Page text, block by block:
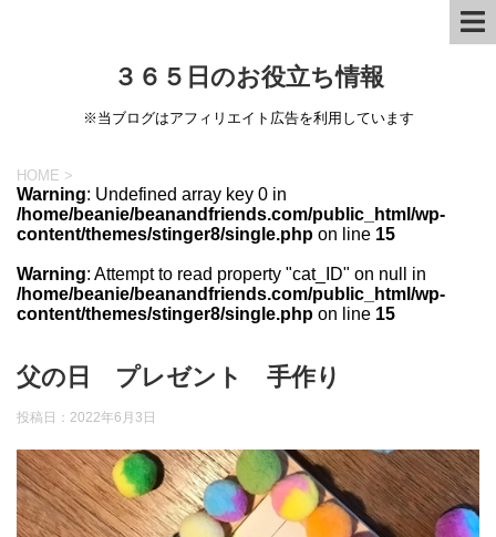
３６５日のお役立ち情報
※当ブログはアフィリエイト広告を利用しています
HOME >
Warning: Undefined array key 0 in
/home/beanie/beanandfriends.com/public_html/wp-
content/themes/stinger8/single.php on line 15
Warning: Attempt to read property "cat_ID" on null in
/home/beanie/beanandfriends.com/public_html/wp-
content/themes/stinger8/single.php on line 15
父の日 プレゼント 手作り
投稿日： 2022年6月3日